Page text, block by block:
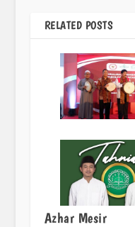
RELATED POSTS
Azhar Mesir